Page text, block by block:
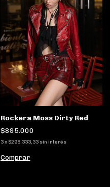
Rockera Moss Dirty Red
$895.000
3 x $298.333,33 sin interés
Comprar